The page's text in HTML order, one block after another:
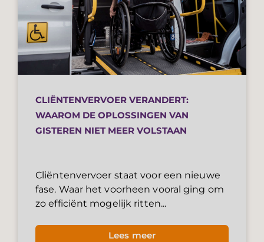
CLIËNTENVERVOER VERANDERT:
WAAROM DE OPLOSSINGEN VAN
GISTEREN NIET MEER VOLSTAAN
Cliëntenvervoer staat voor een nieuwe
fase. Waar het voorheen vooral ging om
zo efficiënt mogelijk ritten...
Lees meer